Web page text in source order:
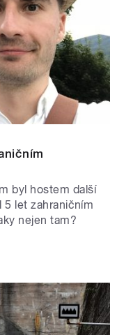
byl hostem další
5 let zahraničním
nejen tam?